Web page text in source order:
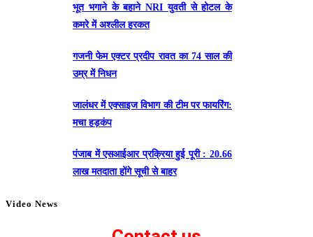
भूत भगाने के बहाने NRI युवती से होटल के
कमरे में अश्लील हरकत
गजनी फेम एक्टर प्रदीप रावत का 74 साल की
उम्र में निधन
जालंधर में एक्साइज विभाग की टीम पर फायरिंग:
मचा हड़कंप
पंजाब में एसआईआर प्रक्रिया हुई पूरी : 20.66
लाख मतदाता होंगे सूची से बाहर
Video News